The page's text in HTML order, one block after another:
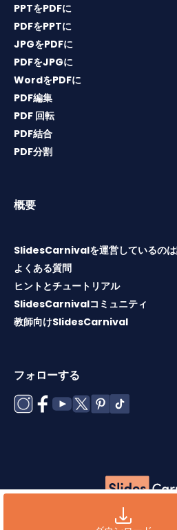
PPTをPDFに
PDFをPPTに
JPGをPDFに
PDFをJPGに
WordをPDFに
PDF編集
PDF 回転
PDF結合
PDF分割
概要
SlidesCarnivalを運営しているのは
よくある質問
ヒントとチュートリアル
SlidesCarnivalコミュニティ
教師向けSlidesCarnival
フォローする
利用規約
ッキーポリシー
プライ